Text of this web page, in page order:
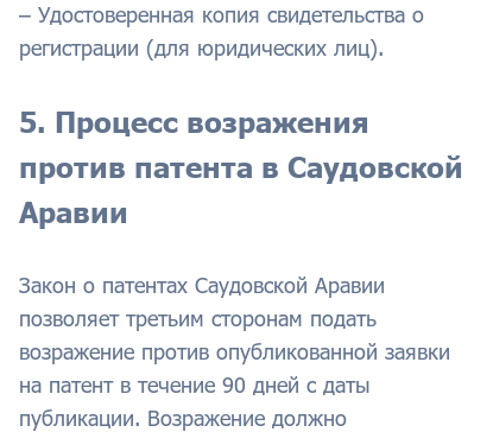
– Удостоверенная копия свидетельства о
регистрации (для юридических лиц).
5. Процесс возражения
против патента в Саудовской
Аравии
Закон о патентах Саудовской Аравии
позволяет третьим сторонам подать
возражение против опубликованной заявки
на патент в течение 90 дней с даты
публикации. Возражение должно